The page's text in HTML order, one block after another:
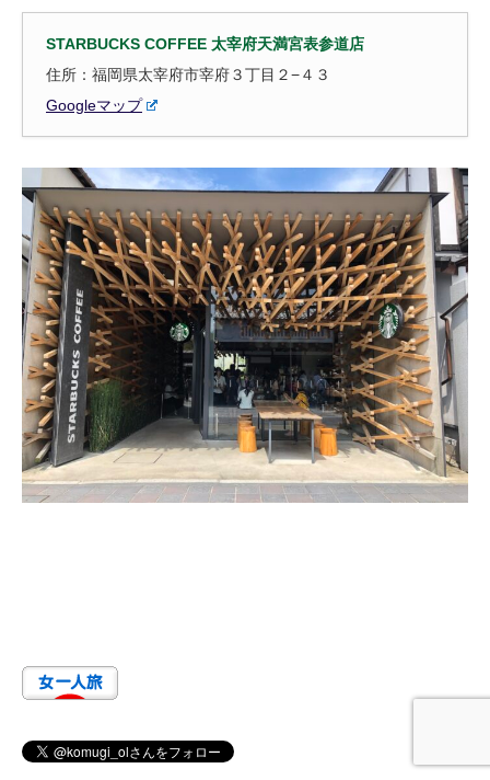
STARBUCKS COFFEE 太宰府天満宮表参道店
住所：福岡県太宰府市宰府３丁目２−４３
Googleマップ